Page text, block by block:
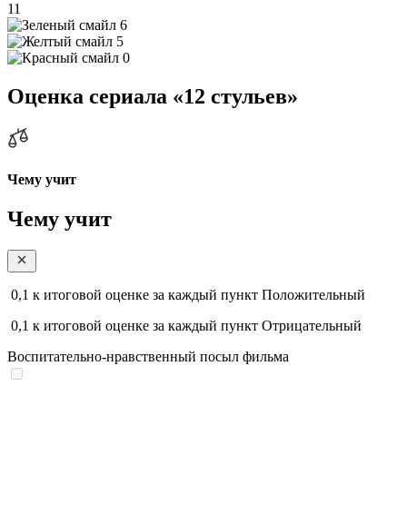
11
6
5
0
Оценка сериала «12 стульев»
Чему учит
Чему учит
0,1 к итоговой оценке за каждый пункт Положительный
0,1 к итоговой оценке за каждый пункт Отрицательный
Воспитательно-нравственный посыл фильма